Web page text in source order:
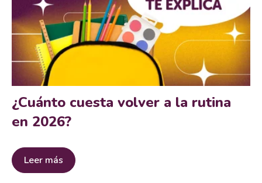
¿Cuánto cuesta volver a la rutina
en 2026?
Leer más